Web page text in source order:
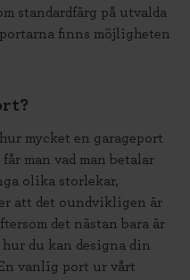
standardfärg på utvalda
finns möjligheten
mycket en garageport
man vad man betalar
olika storlekar,
att det oundvikligen är
det nästan bara är
du kan designa din
vanlig port ur vårt